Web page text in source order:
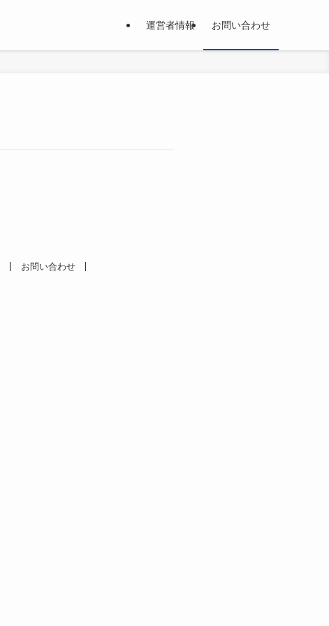
運営者情報 お問い合わせ
お問い合わせ